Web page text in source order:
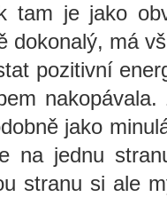
tam je jako
dokonalý, má
pozitivní
jako
na jednu
stranu si ale